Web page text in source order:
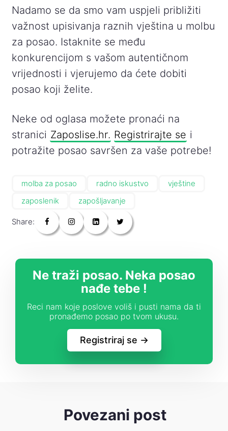
Nadamo se da smo vam uspjeli približiti
važnost upisivanja raznih vještina u molbu
za posao. Istaknite se među
konkurencijom s vašom autentičnom
vrijednosti i vjerujemo da ćete dobiti
posao koji želite.
Neke od oglasa možete pronaći na
stranici Zaposlise.hr. Registrirajte se i
potražite posao savršen za vaše potrebe!
molba za posao radno iskustvo
vještine
zaposlenik
zapošljavanje
Share:
Ne traži posao. Neka posao
nađe tebe !
Reci nam koje poslove voliš i pusti nama da ti
pronađemo posao po tvom ukusu.
Registriraj se ->
Povezani post